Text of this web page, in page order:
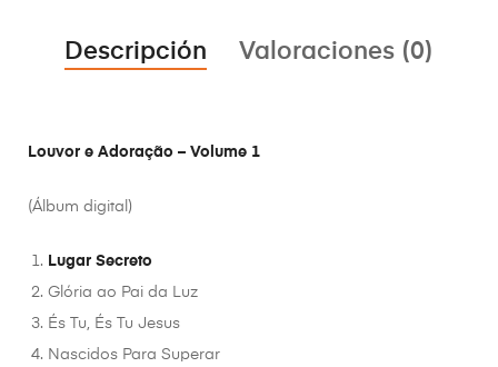
Descripción Valoraciones (0)
Louvor e Adoração – Volume 1
(Álbum digital)
Lugar Secreto
Glória ao Pai da Luz
És Tu, És Tu Jesus
Nascidos Para Superar